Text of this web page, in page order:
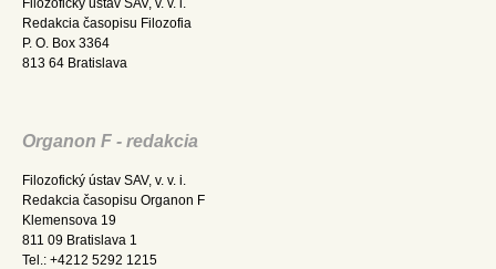
Filozofický ústav SAV, v. v. i.
Redakcia časopisu Filozofia
P. O. Box 3364
813 64 Bratislava
Organon F - redakcia
Filozofický ústav SAV, v. v. i.
Redakcia časopisu Organon F
Klemensova 19
811 09 Bratislava 1
Tel.: +4212 5292 1215